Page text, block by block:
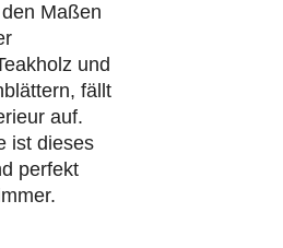
Maßen
und
fällt
auf.
ist dieses
perfekt